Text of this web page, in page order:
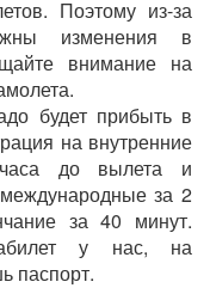
Поэтому из-за
изменения в
внимание на
будет прибыть в
на внутренние
до вылета и
за 2
за 40 минут.
у нас, на
паспорт.